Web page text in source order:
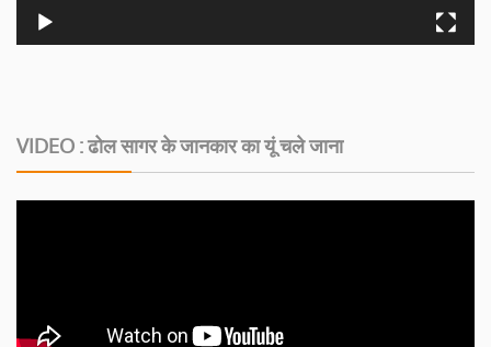
VIDEO : ढोल सागर के जानकार का यूं चले जाना